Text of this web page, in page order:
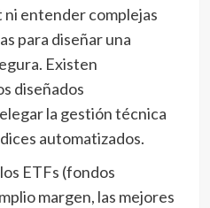
entender complejas
para diseñar una
Existen
diseñados
la gestión técnica
automatizados.
ETFs (fondos
margen, las mejores